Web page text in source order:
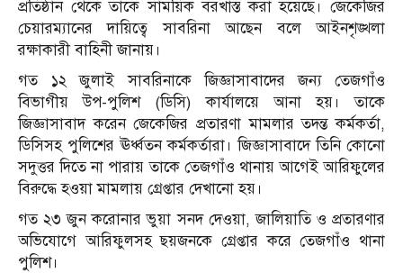
প্রতিষ্ঠান থেকে তাকে সাময়িক বরখাস্ত করা হয়েছে। জেকেজির
চেয়ারম্যানের দায়িত্বে সাবরিনা আছেন বলে আইনশৃঙ্খলা
রক্ষাকারী বাহিনী জানায়।
গত ১২ জুলাই সাবরিনাকে জিজ্ঞাসাবাদের জন্য তেজগাঁও
বিভাগীয় উপ-পুলিশ (ডিসি) কার্যালয়ে আনা হয়। তাকে
জিজ্ঞাসাবাদ করেন জেকেজির প্রতারণা মামলার তদন্ত কর্মকর্তা,
ডিসিসহ পুলিশের ঊর্ধ্বতন কর্মকর্তারা। জিজ্ঞাসাবাদে তিনি কোনো
সদুত্তর দিতে না পারায় তাকে তেজগাঁও থানায় আগেই আরিফুলের
বিরুদ্ধে হওয়া মামলায় গ্রেপ্তার দেখানো হয়।
গত ২৩ জুন করোনার ভুয়া সনদ দেওয়া, জালিয়াতি ও প্রতারণার
অভিযোগে আরিফুলসহ ছয়জনকে গ্রেপ্তার করে তেজগাঁও থানা
পুলিশ।